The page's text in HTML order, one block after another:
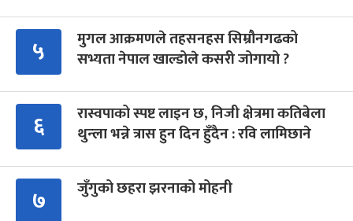
५
मुगल आक्रमणले तहसनहस सिम्रौनगढको
सभ्यता नेपाल खाल्डोले कसरी जोगायो ?
६
रास्वपाको स्पष्ट लाइन छ, निजी क्षेत्रमा कतिबेला
थुन्ला भन्ने त्रास हुन दिन हुँदैन : रवि लामिछाने
७ जुँगुको छहरा झरनाको मोहनी